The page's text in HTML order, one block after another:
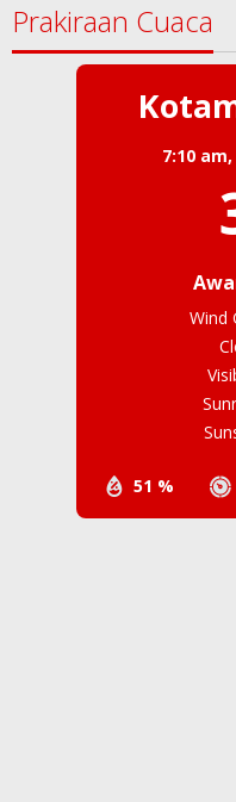
Prakiraan Cuaca
7:10 am,
51 %
Wind